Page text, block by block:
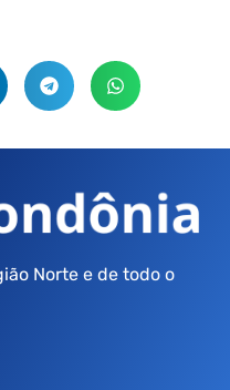
Norte e de todo o